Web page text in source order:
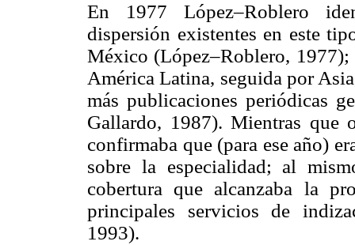
En 1977 López–Roblero
dispersión existentes en este
México (López–Roblero,
América Latina, seguida por
más publicaciones periódicas
Gallardo, 1987). Mientras que
confirmaba que (para ese año)
sobre la especialidad; al
cobertura que alcanzaba la
principales servicios de
1993).